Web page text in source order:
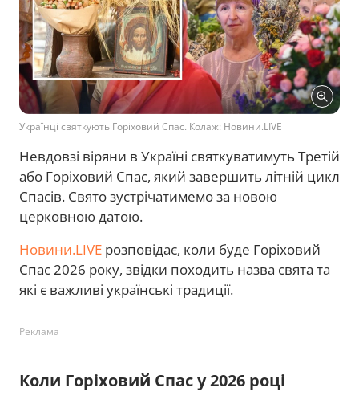
Українці святкують Горіховий Спас. Колаж: Новини.LIVE
Невдовзі віряни в Україні святкуватимуть Третій
або Горіховий Спас, який завершить літній цикл
Спасів. Свято зустрічатимемо за новою
церковною датою.
Новини.LIVE розповідає, коли буде Горіховий
Спас 2026 року, звідки походить назва свята та
які є важливі українські традиції.
Реклама
Коли Горіховий Спас у 2026 році